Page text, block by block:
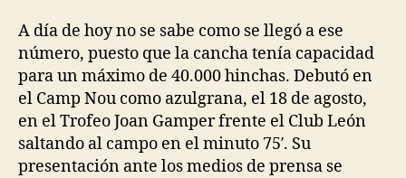
A día de hoy no se sabe como se llegó a ese
número, puesto que la cancha tenía capacidad
para un máximo de 40.000 hinchas. Debutó en
el Camp Nou como azulgrana, el 18 de agosto,
en el Trofeo Joan Gamper frente el Club León
saltando al campo en el minuto 75′. Su
presentación ante los medios de prensa se